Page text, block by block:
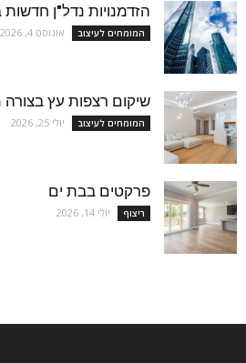
הזדמנויות נדל"ן
המומחים לעיצוב אוגוסט 4, 2026
שיקום רצפות עץ בצורה
המומחים לעיצוב יולי 25, 2026
פרקטים בבת ים
ריצוף יולי 14, 2026